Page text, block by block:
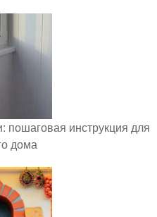
пошаговая инструкция для
дома